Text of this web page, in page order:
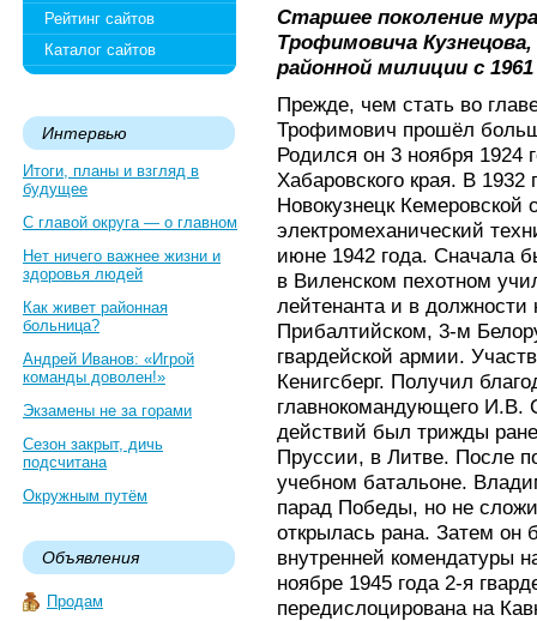
Рейтинг сайтов
Каталог сайтов
Интервью
Итоги, планы и взгляд в
будущее
С главой округа — о главном
Нет ничего важнее жизни и
здоровья людей
Как живет районная
больница?
Андрей Иванов: «Игрой
команды доволен!»
Экзамены не за горами
Сезон закрыт, дичь
подсчитана
Окружным путём
Объявления
Продам
Старшее поколение
Трофимовича
районной милиции с
Прежде, чем стать во
Трофимович прошёл
Родился он 3 ноября 1924
Хабаровского края. В 1932
Новокузнецк Кемеровской
электромеханический
июне 1942 года. Сначала
в Виленском пехотном
лейтенанта и в
Прибалтийском, 3-м
гвардейской армии.
Кенигсберг. Получил
главнокомандующего И.В.
действий был трижды
Пруссии, в Литве. После
учебном батальоне.
парад Победы, но не
открылась рана. Затем он
внутренней комендатуры
ноябре 1945 года 2-я
передислоцирована на